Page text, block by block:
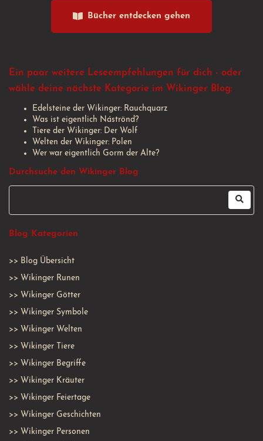
Bücher entdecken gehen
Ein paar weitere Leseempfehlungen für dich - oder
wähle deine nächste Kategorie im Wikinger Blog:
Edelsteine der Wikinger: Rauchquarz
Was ist eigentlich Náströnd?
Tiere der Wikinger: Der Wolf
Welten der Wikinger: Polen
Wer war eigentlich Gorm der Alte?
Durchsuche den Wikinger Blog
Blog Kategorien
>> Blog Übersicht
>> Wikinger Runen
>> Wikinger Götter
>> Wikinger Symbole
>> Wikinger Welten
>> Wikinger Tiere
>> Wikinger Begriffe
>> Wikinger Kräuter
>> Wikinger Feiertage
>> Wikinger Geschichten
>> Wikinger Personen